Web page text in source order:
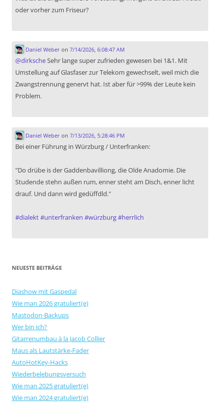
oder vorher zum Friseur?
Daniel Weberon 7/14/2026, 6:08:47 AM
@dirkscheSehr lange super zufrieden gewesen bei 1&1. Mit
Umstellung auf Glasfaser zur Telekom gewechselt, weil mich die
Zwangstrennung genervt hat. Ist aber für >99% der Leute kein
Problem.
Daniel Weberon 7/13/2026, 5:28:46 PM
Bei einer Führung in Würzburg / Unterfranken:
"Do drübe is der Gaddenbavilliong, die Olde Anadomie. Die
Studende stehn außen rum, enner steht am Disch, enner licht
drauf. Und dann wird gedüffdld."
#dialekt#unterfranken #würzburg#herrlich
NEUESTE BEITRÄGE
Diashow mit Gaspedal
Wie man 2026 gratuliert(e)
Mastodon-Backups
Wer bin ich?
Gitarrenumbau à la Jacob Collier
Maus als Lautstärke-Fader
AutoHotKey-Hacks
Wiederbelebungsversuch
Wie man 2025 gratuliert(e)
Wie man 2024 gratuliert(e)